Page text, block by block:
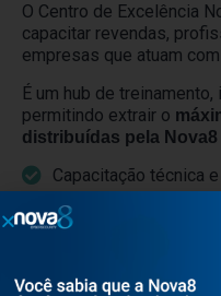
O Centro de Excelência
capacitar revendas,
empresas que atuam
É um hub de
permitindo extrair o
distribuídas pela Nova8
Capacitação técnica
Laboratórios e
Suporte técnico e
Sessões executivas